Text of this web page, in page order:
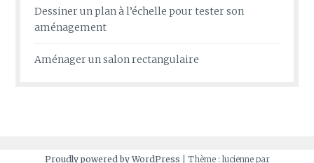
Dessiner un plan à l’échelle pour tester son
aménagement
Aménager un salon rectangulaire
Proudly powered by WordPress Thème : lucienne par